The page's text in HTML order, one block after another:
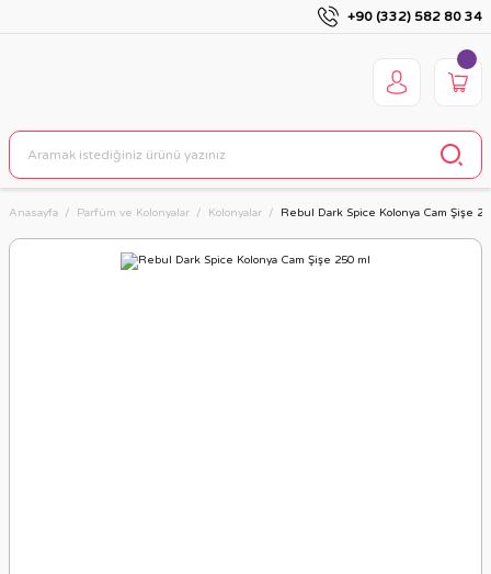
+90 (332) 582 80 34
Anasayfa Parfüm ve Kolonyalar Kolonyalar Rebul Dark Spice Kolonya Cam Şişe